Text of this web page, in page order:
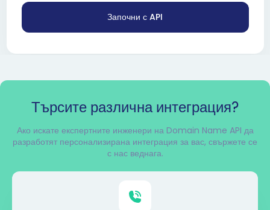
Започни с API
Търсите различна интеграция?
Ако искате експертните инженери на Domain Name API да
разработят персонализирана интеграция за вас, свържете се
с нас веднага.